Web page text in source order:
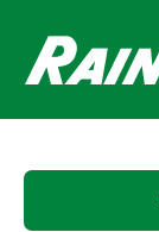
main
content